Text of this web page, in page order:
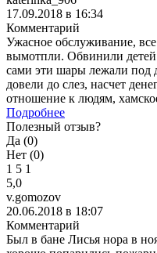
17.09.2018 в 16:34
Комментарий
Ужасное обслуживание,
вымотпли. Обвинили
сами эти шары лежали под
довели до слез, насчет
отношение к людям,
Подробнее
Полезный отзыв?
Да (0)
Нет (0)
1 5 1
5,0
v.gomozov
20.06.2018 в 18:07
Комментарий
Был в бане Лисья нора в